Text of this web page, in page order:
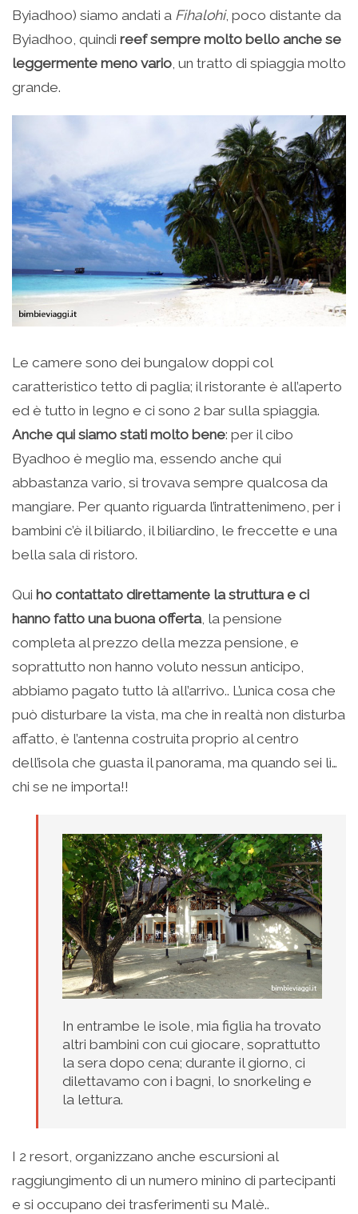
Byiadhoo) siamo andati a Fihalohi, poco distante da
Byiadhoo, quindi reef sempre molto bello anche se
leggermente meno vario , un tratto di spiaggia molto
grande.
Le camere sono dei bungalow doppi col
caratteristico tetto di paglia; il ristorante è all’aperto
ed è tutto in legno e ci sono 2 bar sulla spiaggia.
Anche qui siamo stati molto bene: per il cibo
Byadhoo è meglio ma, essendo anche qui
abbastanza vario, si trovava sempre qualcosa da
mangiare. Per quanto riguarda l’intrattenimeno, per i
bambini c’è il biliardo, il biliardino, le freccette e una
bella sala di ristoro.
Qui ho contattato direttamente la struttura e ci
hanno fatto una buona offerta, la pensione
completa al prezzo della mezza pensione, e
soprattutto non hanno voluto nessun anticipo,
abbiamo pagato tutto là all’arrivo.. L’unica cosa che
può disturbare la vista, ma che in realtà non disturba
affatto, è l’antenna costruita proprio al centro
dell’isola che guasta il panorama, ma quando sei lì…
chi se ne importa!!
In entrambe le isole, mia figlia ha trovato
altri bambini con cui giocare, soprattutto
la sera dopo cena; durante il giorno, ci
dilettavamo con i bagni, lo snorkeling e
la lettura.
I 2 resort, organizzano anche escursioni al
raggiungimento di un numero minino di partecipanti
e si occupano dei trasferimenti su Malè..